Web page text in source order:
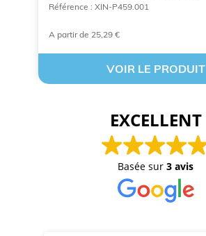
Référence : XIN-P459.001
A partir de 25,29 €
VOIR LE PRODUIT
EXCELLENT
Basée sur3 avis